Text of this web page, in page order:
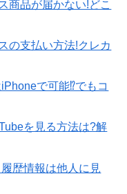
商品が届かない!どこ
の支払い方法!クレカ
で可能⁉︎でもコ
を見る方法は?解
歴情報は他人に見